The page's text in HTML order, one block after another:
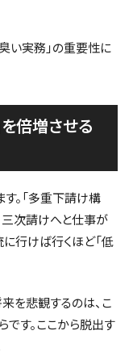
い実務」の重要性に
を倍増させる
。「多重下請け構
三次請けへと仕事が
に行けば行くほど「低
を悲観するのは、こ
です。ここから脱出す